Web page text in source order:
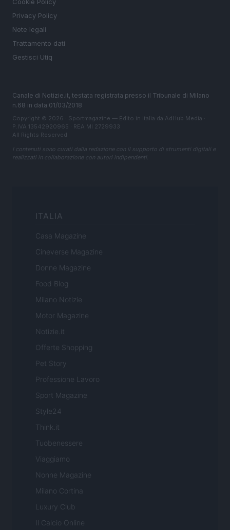
Privacy Policy
Note legali
Trattamento dati
Gestisci Utiq
Canale di Notizie.it, testata registrata presso il Tribunale di Milano
n.68 in data 01/03/2018
Copyright © 2026 · Sportmagazine — Edito in Italia da AdHub Media
P.IVA 13542920965 · REA MI 2729933
All Rights Reserved
I contenuti sono curati dalla redazione con il supporto di strumenti digitali e
realizzati in collaborazione con autori indipendenti.
ITALIA
Casa Magazine
Cineverse Magazine
Donne Magazine
Food Blog
Milano Notizie
Motor Magazine
Notizie.it
Offerte Shopping
Pet Story
Professione Lavoro
Sport Magazine
Style24
Think.it
Tuobenessere
Viaggiamo
Nonne Magazine
Milano Cortina
Luxury Club
Il Calcio Online